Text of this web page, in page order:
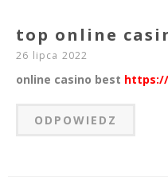
top online
26 lipca 2022
online casino best
ODPOWIEDZ